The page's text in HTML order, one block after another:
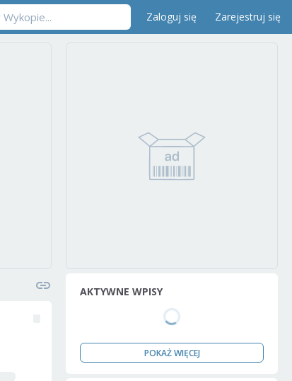
Zaloguj się Zarejestruj się
AKTYWNE WPISY
POKAŻ WIĘCEJ